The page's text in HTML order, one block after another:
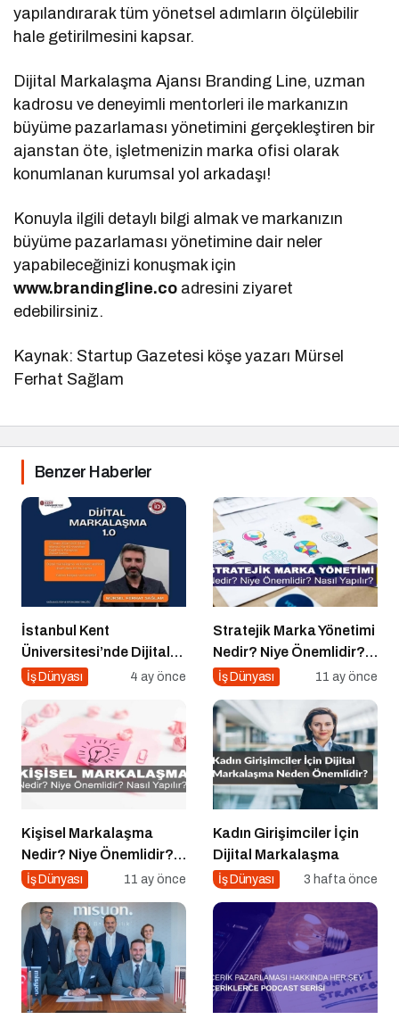
yapılandırarak tüm yönetsel adımların ölçülebilir
hale getirilmesini kapsar.
Dijital Markalaşma Ajansı Branding Line, uzman
kadrosu ve deneyimli mentorleri ile markanızın
büyüme pazarlaması yönetimini gerçekleştiren bir
ajanstan öte, işletmenizin marka ofisi olarak
konumlanan kurumsal yol arkadaşı!
Konuyla ilgili detaylı bilgi almak ve markanızın
büyüme pazarlaması yönetimine dair neler
yapabileceğinizi konuşmak için
www.brandingline.co adresini ziyaret
edebilirsiniz.
Kaynak: Startup Gazetesi köşe yazarı Mürsel
Ferhat Sağlam
Benzer Haberler
İstanbul Kent
Üniversitesi’nde Dijital
Markalaşma 1.0
İş Dünyası 4 ay önce
Stratejik Marka Yönetimi
Nedir? Niye Önemlidir?
Stratejik Marka Yönetimi
İş Dünyası 11 ay önce
Kişisel Markalaşma
Nedir? Niye Önemlidir?
Kişisel Markalaşma
İş Dünyası 11 ay önce
Kadın Girişimciler İçin
Dijital Markalaşma
İş Dünyası 3 hafta önce